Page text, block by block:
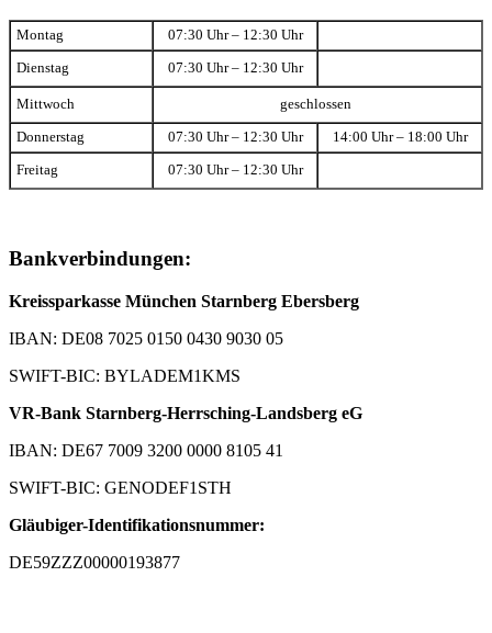
Montag 07:30 Uhr – 12:30 Uhr
Dienstag 07:30 Uhr – 12:30 Uhr
Mittwoch geschlossen
Donnerstag 07:30 Uhr – 12:30 Uhr 14:00 Uhr – 18:00 Uhr
Freitag 07:30 Uhr – 12:30 Uhr
Bankverbindungen:
Kreissparkasse München Starnberg Ebersberg
IBAN: DE08 7025 0150 0430 9030 05
SWIFT-BIC: BYLADEM1KMS
VR-Bank Starnberg-Herrsching-Landsberg eG
IBAN: DE67 7009 3200 0000 8105 41
SWIFT-BIC: GENODEF1STH
Gläubiger-Identifikationsnummer:
DE59ZZZ00000193877